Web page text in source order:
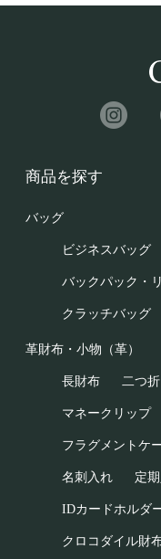
商品を探す
バッグ
ビジネスバッグ
バックパック・
クラッチバッグ
革財布・小物（革）
長財布 二つ
マネークリップ
フラグメントケ
名刺入れ 定
IDカードホルダ
クロコダイル財